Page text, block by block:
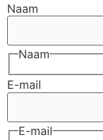
Naam
Naam
E-mail
E-mail